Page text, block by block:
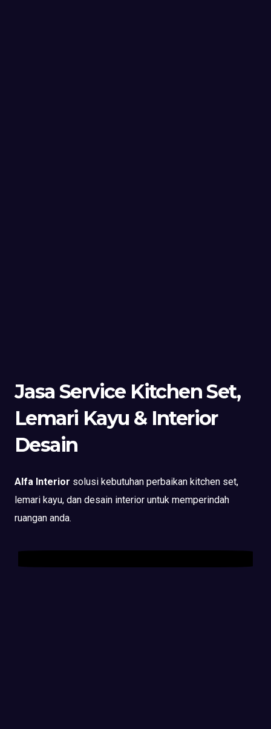
Jasa Service Kitchen Set,
Lemari Kayu & Interior
Desain
Alfa Interior solusi kebutuhan perbaikan kitchen set,
lemari kayu, dan desain interior untuk memperindah
ruangan anda.